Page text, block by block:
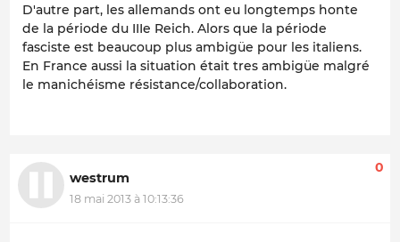
D'autre part, les allemands ont eu longtemps honte
de la période du IIIe Reich. Alors que la période
fasciste est beaucoup plus ambigüe pour les italiens.
En France aussi la situation était tres ambigüe malgré
le manichéisme résistance/collaboration.
westrum
18 mai 2013 à 10:13:36
0